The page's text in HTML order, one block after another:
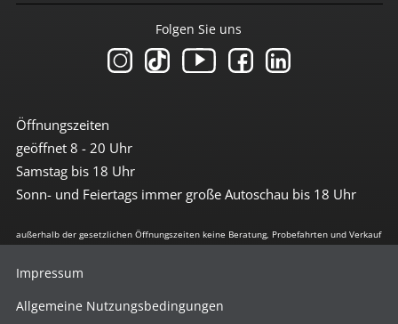
Öffnungszeiten
geöffnet 8 - 20 Uhr
Samstag bis 18 Uhr
Sonn- und Feiertags immer große Autoschau bis 18 Uhr
Folgen Sie uns
außerhalb der gesetzlichen Öffnungszeiten keine Beratung, Probefahrten und Verkauf
Impressum
Allgemeine Nutzungsbedingungen